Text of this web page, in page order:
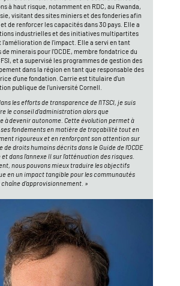
à haut risque, notamment en RDC, au Rwanda,
visitant des sites miniers et des fonderies afin
de renforcer les capacités dans 30 pays. Elle a
industrielles et des initiatives multipartites
l'amélioration de l'impact. Elle a servi en tant
de minerais pour l'OCDE, membre fondatrice du
et a supervisé les programmes de gestion des
dans la région en tant que responsable des
d'une fondation. Carrie est titulaire d'un
publique de l'université Cornell.
les efforts de transparence de l'ITSCI, je suis
le conseil d'administration alors que
à devenir autonome. Cette évolution permet à
ses fondements en matière de traçabilité tout en
rigoureux et en renforçant son attention sur
droits humains décrits dans le Guide de l'OCDE
dans l'annexe II sur l'atténuation des risques.
nous pouvons mieux traduire les objectifs
en un impact tangible pour les communautés
d'approvisionnement. »